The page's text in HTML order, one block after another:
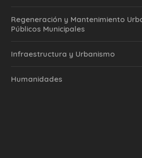
Regeneración y Mantenimiento
Públicos Municipales
Infraestructura y Urbanismo
Humanidades